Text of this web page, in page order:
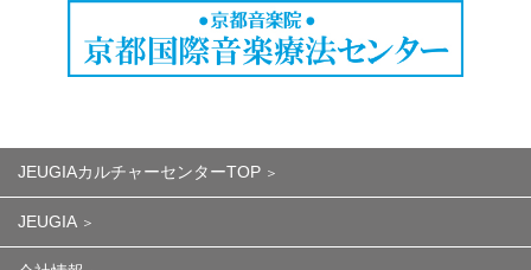
JEUGIAカルチャーセンターTOP
JEUGIA